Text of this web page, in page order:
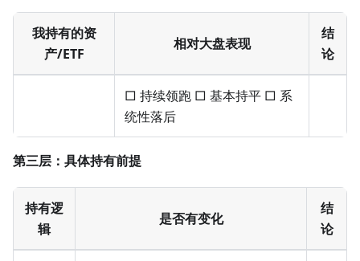
我持有的资
产/ETF
相对大盘表现
结
论
□ 持续领跑 □ 基本持平 □ 系
统性落后
第三层：具体持有前提
持有逻
辑
是否有变化
结
论